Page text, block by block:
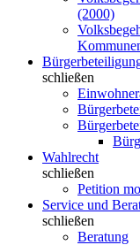
(2000)
schließen
Wahlrecht
schließen
Petition
Service und
schließen
Beratung